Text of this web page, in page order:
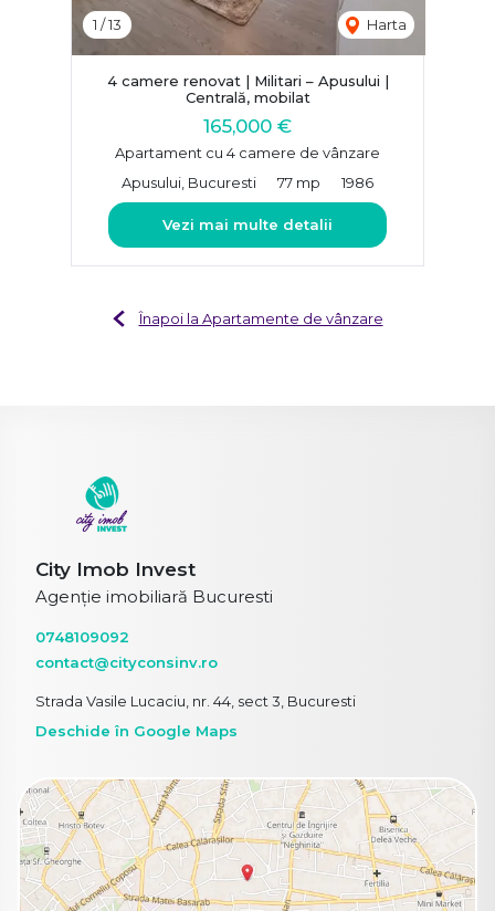
1 /13 Harta
4 camere renovat | Militari – Apusului |
Centrală, mobilat
165,000 €
Apartament cu 4 camere de vânzare
Apusului, Bucuresti
77 mp 1986
Vezi mai multe detalii
Înapoi la Apartamente de vânzare
City Imob Invest
Agenție imobiliară Bucuresti
0748109092
contact@cityconsinv.ro
Strada Vasile Lucaciu, nr. 44, sect 3, Bucuresti
Deschide în Google Maps